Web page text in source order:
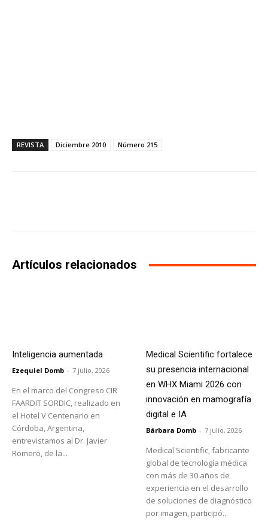
REVISTA Diciembre 2010 Número 215
Artículos relacionados
Inteligencia aumentada
Ezequiel Domb - 7 julio, 2026
En el marco del Congreso CIR
FAARDIT SORDIC, realizado en
el Hotel V Centenario en
Córdoba, Argentina,
entrevistamos al Dr. Javier
Romero, de la...
Medical Scientific fortalece
su presencia internacional
en WHX Miami 2026 con
innovación en mamografía
digital e IA
Bárbara Domb - 7 julio, 2026
Medical Scientific, fabricante
global de tecnología médica
con más de 30 años de
experiencia en el desarrollo
de soluciones de diagnóstico
por imagen, participó...